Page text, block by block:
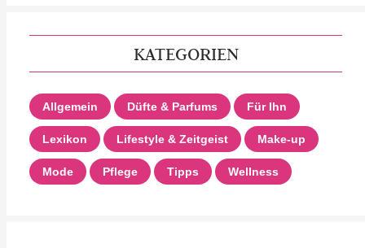
KATEGORIEN
Allgemein Düfte & Parfums Für Ihn
Lexikon Lifestyle & Zeitgeist Make-up
Mode Pflege Tipps Wellness